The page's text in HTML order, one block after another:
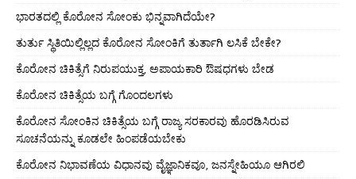
ಭಾರತದಲ್ಲಿ ಕೊರೋನ ಸೋಂಕು ಭಿನ್ನವಾಗಿದೆಯೇ?
ತುರ್ತು ಸ್ಥಿತಿಯಿಲ್ಲಿಲ್ಲದ ಕೊರೋನ ಸೋಂಕಿಗೆ ತುರ್ತಾಗಿ ಲಸಿಕೆ ಬೇಕೇ?
ಕೊರೋನ ಚಿಕಿತ್ಸೆಗೆ ನಿರುಪಯುಕ್ತ, ಅಪಾಯಕಾರಿ ಔಷಧಗಳು ಬೇಡ
ಕೊರೋನ ಚಿಕಿತ್ಸೆಯ ಬಗ್ಗೆ ಗೊಂದಲಗಳು
ಕೊರೋನ ಸೋಂಕಿನ ಚಿಕಿತ್ಸೆಯ ಬಗ್ಗೆ ರಾಜ್ಯ ಸರಕಾರವು ಹೊರಡಿಸಿರುವ
ಸೂಚನೆಯನ್ನು ಕೂಡಲೇ ಹಿಂಪಡೆಯಬೇಕು
ಕೊರೋನ ನಿಭಾವಣೆಯ ವಿಧಾನವು ವೈಜ್ಞಾನಿಕವೂ, ಜನಸ್ನೇಹಿಯೂ ಆಗಿರಲಿ